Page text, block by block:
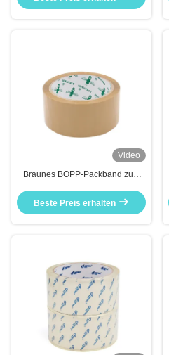
Video
Braunes BOPP-Packband zum
Beste Preis erhalten